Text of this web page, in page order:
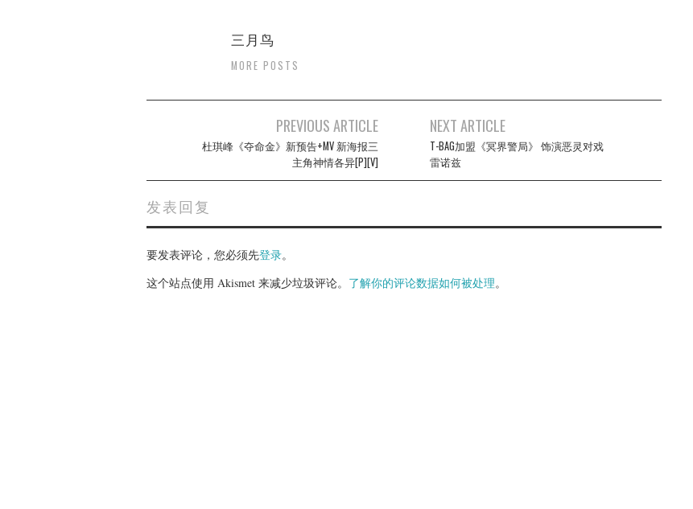
三月鸟
MORE POSTS
navigation
PREVIOUS ARTICLE
杜琪峰《夺命金》新预告+MV 新海报三
主角神情各异[P][V]
NEXT ARTICLE
T-BAG加盟《冥界警局》 饰演恶灵对戏
雷诺兹
发表回复
要发表评论，您必须先登录。
这个站点使用 Akismet 来减少垃圾评论。 了解你的评论数据如何被处理。